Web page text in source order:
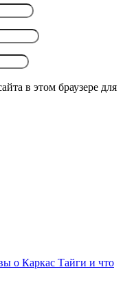
в этом браузере для
о Каркас Тайги и что